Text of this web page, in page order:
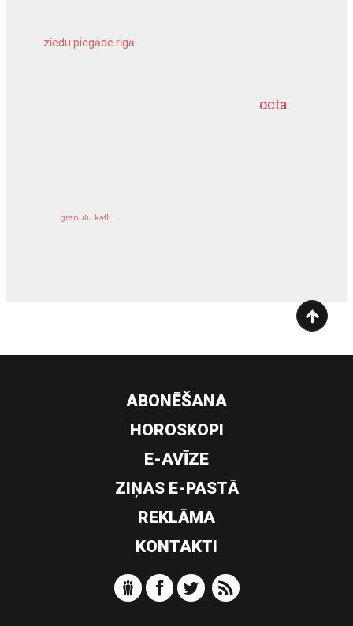
octa
ziedu piegāde rīgā
granulu katli
dziļurbums
ABONĒŠANA
HOROSKOPI
E-AVĪZE
ZIŅAS E-PASTĀ
REKLĀMA
KONTAKTI